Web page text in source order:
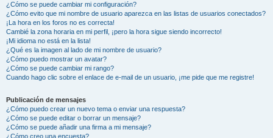
¿Cómo se puede cambiar mi configuración?
¿Cómo evito que mi nombre de usuario aparezca en las listas de usuarios conectados?
¡La hora en los foros no es correcta!
Cambié la zona horaria en mi perfil, ¡pero la hora sigue siendo incorrecto!
¡Mi idioma no está en la lista!
¿Qué es la imagen al lado de mi nombre de usuario?
¿Cómo puedo mostrar un avatar?
¿Cómo se puede cambiar mi rango?
Cuando hago clic sobre el enlace de e-mail de un usuario, ¡me pide que me registre!
Publicación de mensajes
¿Cómo puedo crear un nuevo tema o enviar una respuesta?
¿Cómo se puede editar o borrar un mensaje?
¿Cómo se puede añadir una firma a mi mensaje?
¿Cómo creo una encuesta?